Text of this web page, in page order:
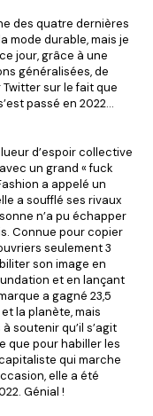
des quatre dernières
mode durable, mais je
jour, grâce à une
généralisées, de
sur le fait que
passé en 2022…
d’espoir collective
un grand « fuck
a appelé un
a soufflé ses rivaux
n’a pu échapper
Connue pour copier
seulement 3
son image en
et en lançant
a gagné 23,5
la planète, mais
soutenir qu’il s’agit
que pour habiller les
qui marche
elle a été
Génial !